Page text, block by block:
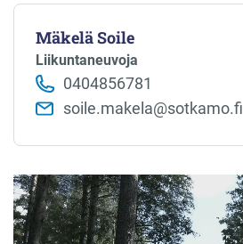
Mäkelä Soile
Liikuntaneuvoja
0404856781
soile.makela@sotkamo.fi